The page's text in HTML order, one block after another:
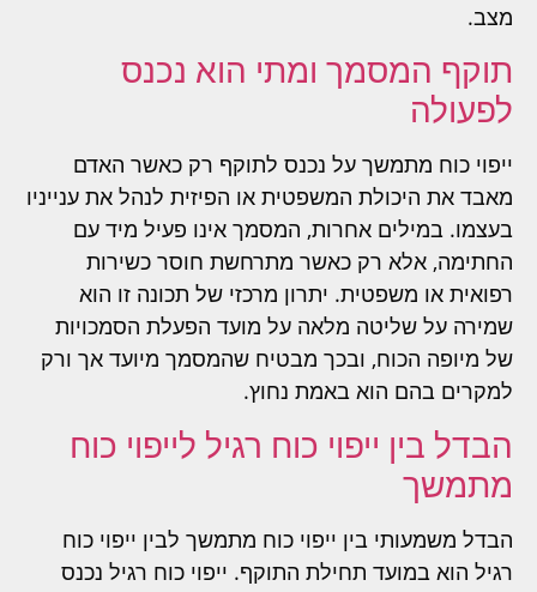
מצב.
תוקף המסמך ומתי הוא נכנס
לפעולה
ייפוי כוח מתמשך על נכנס לתוקף רק כאשר האדם
מאבד את היכולת המשפטית או הפיזית לנהל את ענייניו
בעצמו. במילים אחרות, המסמך אינו פעיל מיד עם
החתימה, אלא רק כאשר מתרחשת חוסר כשירות
רפואית או משפטית. יתרון מרכזי של תכונה זו הוא
שמירה על שליטה מלאה על מועד הפעלת הסמכויות
של מיופה הכוח, ובכך מבטיח שהמסמך מיועד אך ורק
למקרים בהם הוא באמת נחוץ.
הבדל בין ייפוי כוח רגיל לייפוי כוח
מתמשך
הבדל משמעותי בין ייפוי כוח מתמשך לבין ייפוי כוח
רגיל הוא במועד תחילת התוקף. ייפוי כוח רגיל נכנס